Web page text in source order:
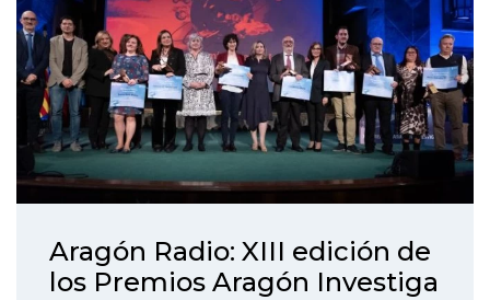
Aragón Radio: XIII edición de
los Premios Aragón Investiga